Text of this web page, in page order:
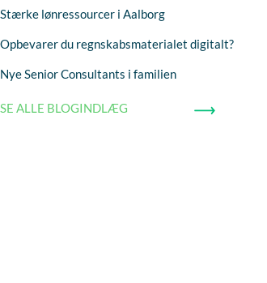
Stærke lønressourcer i Aalborg
Opbevarer du regnskabsmaterialet digitalt?
Nye Senior Consultants i familien
SE ALLE BLOGINDLÆG